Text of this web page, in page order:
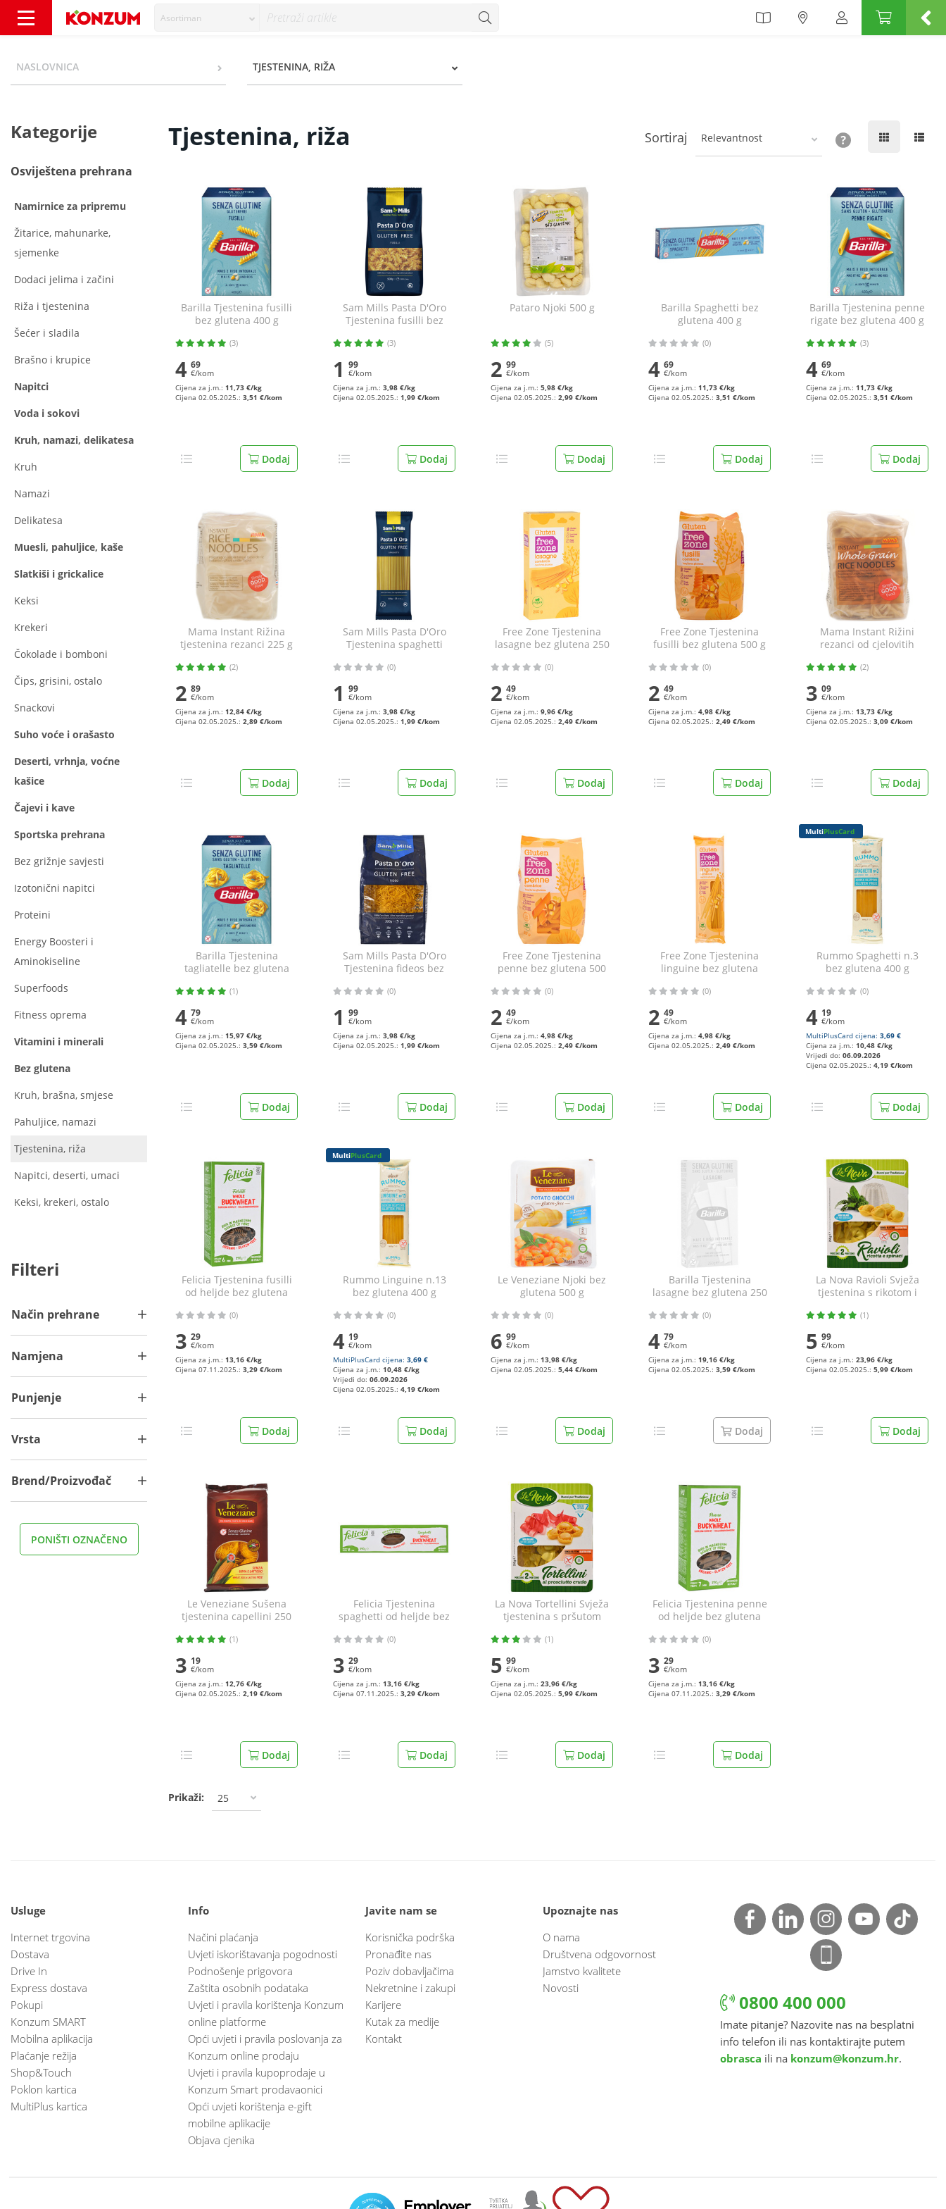
Asortiman
NASLOVNICA TJESTENINA, RIŽA
Kategorije
Osviještena prehrana
Namirnice za pripremu
Žitarice, mahunarke,
sjemenke
Dodaci jelima i začini
Riža i tjestenina
Šećer i sladila
Brašno i krupice
Napitci
Voda i sokovi
Kruh, namazi, delikatesa
Kruh
Namazi
Delikatesa
Muesli, pahuljice, kaše
Slatkiši i grickalice
Keksi
Krekeri
Čokolade i bomboni
Čips, grisini, ostalo
Snackovi
Suho voće i orašasto
Deserti, vrhnja, voćne
kašice
Čajevi i kave
Sportska prehrana
Bez grižnje savjesti
Izotonični napitci
Proteini
Energy Boosteri i
Aminokiseline
Superfoods
Fitness oprema
Vitamini i minerali
Bez glutena
Kruh, brašna, smjese
Pahuljice, namazi
Tjestenina, riža
Napitci, deserti, umaci
Keksi, krekeri, ostalo
Filteri
Način prehrane
Namjena
Punjenje
Vrsta
Brend/Proizvođač
PONIŠTI OZNAČENO
Tjestenina, riža Sortiraj Relevantnost
Barilla Tjestenina fusilli
bez glutena 400 g
(3)
4 69
€/kom
Cijena za j.m.: 11,73 €/kg
Cijena 02.05.2025.: 3,51 €/kom
Dodaj
Sam Mills Pasta D'Oro
Tjestenina fusilli bez
(3)
1 99
€/kom
Cijena za j.m.: 3,98 €/kg
Cijena 02.05.2025.: 1,99 €/kom
Dodaj
Pataro Njoki 500 g
(5)
2 99
€/kom
Cijena za j.m.: 5,98 €/kg
Cijena 02.05.2025.: 2,99 €/kom
Dodaj
Barilla Spaghetti bez
glutena 400 g
(0)
4 69
€/kom
Cijena za j.m.: 11,73 €/kg
Cijena 02.05.2025.: 3,51 €/kom
Dodaj
Barilla Tjestenina penne
rigate bez glutena 400 g
(3)
4 69
€/kom
Cijena za j.m.: 11,73 €/kg
Cijena 02.05.2025.: 3,51 €/kom
Dodaj
Mama Instant Rižina
tjestenina rezanci 225 g
(2)
2 89
€/kom
Cijena za j.m.: 12,84 €/kg
Cijena 02.05.2025.: 2,89 €/kom
Dodaj
Sam Mills Pasta D'Oro
Tjestenina spaghetti
(0)
1 99
€/kom
Cijena za j.m.: 3,98 €/kg
Cijena 02.05.2025.: 1,99 €/kom
Dodaj
Free Zone Tjestenina
lasagne bez glutena 250
(0)
2 49
€/kom
Cijena za j.m.: 9,96 €/kg
Cijena 02.05.2025.: 2,49 €/kom
Dodaj
Free Zone Tjestenina
fusilli bez glutena 500 g
(0)
2 49
€/kom
Cijena za j.m.: 4,98 €/kg
Cijena 02.05.2025.: 2,49 €/kom
Dodaj
Mama Instant Rižini
rezanci od cjelovitih
(2)
3 09
€/kom
Cijena za j.m.: 13,73 €/kg
Cijena 02.05.2025.: 3,09 €/kom
Dodaj
Barilla Tjestenina
tagliatelle bez glutena
(1)
4 79
€/kom
Cijena za j.m.: 15,97 €/kg
Cijena 02.05.2025.: 3,59 €/kom
Dodaj
Sam Mills Pasta D'Oro
Tjestenina fideos bez
(0)
1 99
€/kom
Cijena za j.m.: 3,98 €/kg
Cijena 02.05.2025.: 1,99 €/kom
Dodaj
Free Zone Tjestenina
penne bez glutena 500
(0)
2 49
€/kom
Cijena za j.m.: 4,98 €/kg
Cijena 02.05.2025.: 2,49 €/kom
Dodaj
Free Zone Tjestenina
linguine bez glutena
(0)
2 49
€/kom
Cijena za j.m.: 4,98 €/kg
Cijena 02.05.2025.: 2,49 €/kom
Dodaj
MultiPlusCard
Rummo Spaghetti n.3
bez glutena 400 g
(0)
4 19
€/kom
MultiPlusCard cijena: 3,69 €
Cijena za j.m.: 10,48 €/kg
Vrijedi do: 06.09.2026
Cijena 02.05.2025.: 4,19 €/kom
Dodaj
Felicia Tjestenina fusilli
od heljde bez glutena
(0)
3 29
€/kom
Cijena za j.m.: 13,16 €/kg
Cijena 07.11.2025.: 3,29 €/kom
Dodaj
MultiPlusCard
Rummo Linguine n.13
bez glutena 400 g
(0)
4 19
€/kom
MultiPlusCard cijena: 3,69 €
Cijena za j.m.: 10,48 €/kg
Vrijedi do: 06.09.2026
Cijena 02.05.2025.: 4,19 €/kom
Dodaj
Le Veneziane Njoki bez
glutena 500 g
(0)
6 99
€/kom
Cijena za j.m.: 13,98 €/kg
Cijena 02.05.2025.: 5,44 €/kom
Dodaj
Barilla Tjestenina
lasagne bez glutena 250
(0)
4 79
€/kom
Cijena za j.m.: 19,16 €/kg
Cijena 02.05.2025.: 3,59 €/kom
Dodaj
La Nova Ravioli Svježa
tjestenina s rikotom i
250 g
(1)
5 99
€/kom
Cijena za j.m.: 23,96 €/kg
Cijena 02.05.2025.: 5,99 €/kom
Dodaj
Le Veneziane Sušena
tjestenina capellini 250
(1)
3 19
€/kom
Cijena za j.m.: 12,76 €/kg
Cijena 02.05.2025.: 2,19 €/kom
Dodaj
Felicia Tjestenina
spaghetti od heljde bez
(0)
3 29
€/kom
Cijena za j.m.: 13,16 €/kg
Cijena 07.11.2025.: 3,29 €/kom
Dodaj
La Nova Tortellini Svježa
tjestenina s pršutom
(1)
5 99
€/kom
Cijena za j.m.: 23,96 €/kg
Cijena 02.05.2025.: 5,99 €/kom
Dodaj
Felicia Tjestenina penne
od heljde bez glutena
(0)
3 29
€/kom
Cijena za j.m.: 13,16 €/kg
Cijena 07.11.2025.: 3,29 €/kom
Dodaj
Prikaži: 25
Usluge
Internet trgovina
Dostava
Drive In
Express dostava
Pokupi
Konzum SMART
Mobilna aplikacija
Plaćanje režija
Shop&Touch
Poklon kartica
MultiPlus kartica
Info
Načini plaćanja
Uvjeti iskorištavanja pogodnosti
Podnošenje prigovora
Zaštita osobnih podataka
Uvjeti i pravila korištenja Konzum
online platforme
Opći uvjeti i pravila poslovanja za
Konzum online prodaju
Uvjeti i pravila kupoprodaje u
Konzum Smart prodavaonici
Opći uvjeti korištenja e-gift
mobilne aplikacije
Objava cjenika
Javite nam se
Korisnička podrška
Pronađite nas
Poziv dobavljačima
Nekretnine i zakupi
Karijere
Kutak za medije
Kontakt
Upoznajte nas
O nama
Društvena odgovornost
Jamstvo kvalitete
Novosti
0800 400 000
Imate pitanje? Nazovite nas na besplatni
info telefon ili nas kontaktirajte putem
obrasca ili na konzum@konzum.hr.